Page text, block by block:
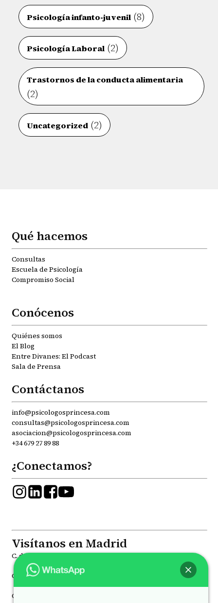
Psicología infanto-juvenil (8)
Psicología Laboral (2)
Trastornos de la conducta alimentaria
(2)
Uncategorized (2)
Qué hacemos
Consultas
Escuela de Psicología
Compromiso Social
Conócenos
Quiénes somos
El Blog
Entre Divanes: El Podcast
Sala de Prensa
Contáctanos
info@psicologosprincesa.com
consultas@psicologosprincesa.com
asociacion@psicologosprincesa.com
+34 679 27 89 88
¿Conectamos?
Visítanos en Madrid
C. de la Princesa, 81, Moncloa - Aravaca, 28008
C. de Joaquín María López, 41, Chamberí, 28015
C. de Juan Álvarez Mendizábal, 78 Moncloa - Aravaca, 28008